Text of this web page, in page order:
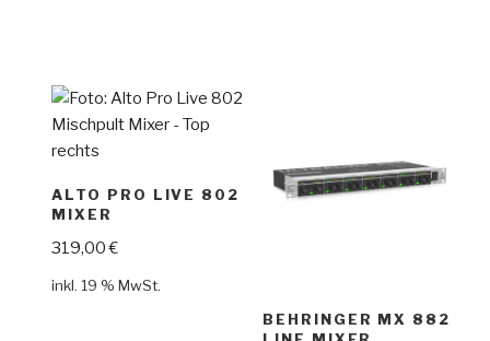
ALTO PRO LIVE 802
MIXER
319,00€
inkl. 19 % MwSt.
BEHRINGER MX 882